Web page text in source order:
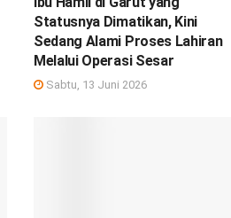
Statusnya Dimatikan, Kini
Sedang Alami Proses Lahiran
Melalui Operasi Sesar
Sabtu, 13 Juni 2026